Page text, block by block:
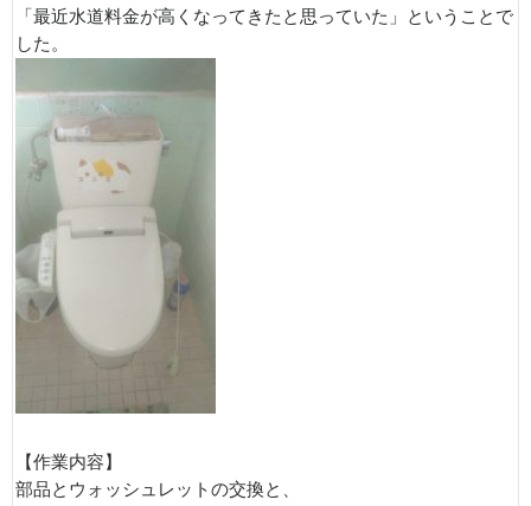
「最近水道料金が高くなってきたと思っていた」ということで
した。
【作業内容】
部品とウォッシュレットの交換と、